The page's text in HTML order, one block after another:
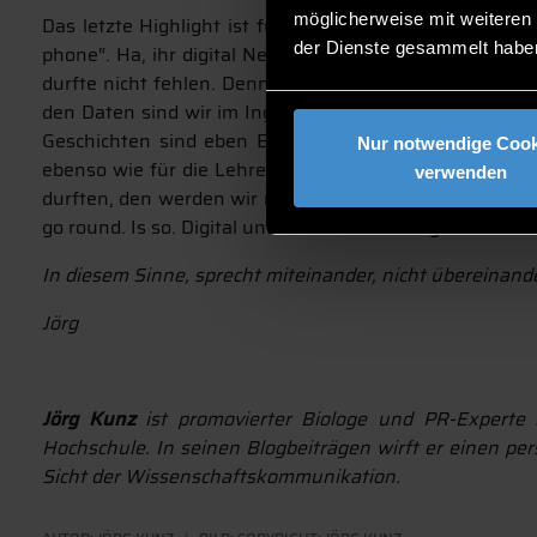
möglicherweise mit
der Dienste gesammelt
Nur notwendige
verwenden
Das letzte Highlight ist für mich der Auftritt von
phone“. Ha, ihr digital Nerds. Eingeladen ist der
durfte nicht fehlen. Denn auch das haben wir erneut
den Daten sind wir im Ingenieurland D. ja ganz
Geschichten sind eben Emotionen und gute
ebenso wie für die Lehre oder die Wissenschaft. Nur
durften, den werden wir mit in unsere Jobs und
go round. Is so. Digital und in echt. Here we go.
In diesem Sinne, sprecht miteinander, nicht
Jörg
Jörg Kunzist promovierter Biologe und PR-
Hochschule. In seinen Blogbeiträgen wirft er einen
Sicht der Wissenschaftskommunikation.